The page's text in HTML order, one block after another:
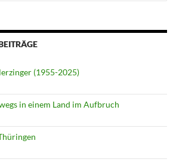
(1955-2025)
in einem Land im Aufbruch